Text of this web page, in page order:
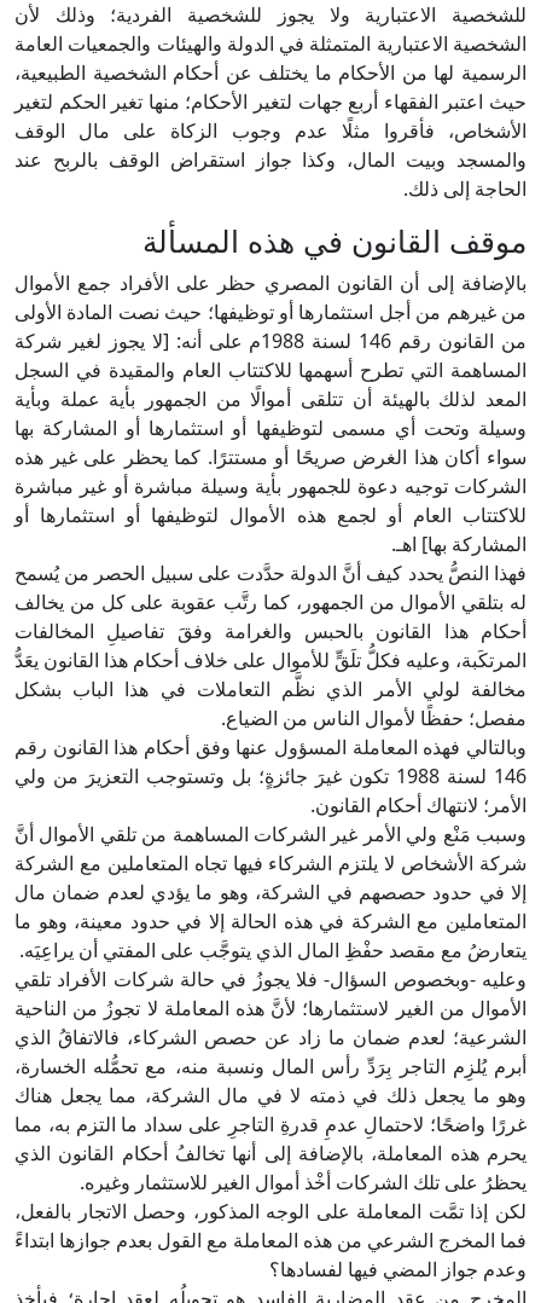
للشخصية الاعتبارية ولا يجوز للشخصية الفردية؛ وذلك لأن
الشخصية الاعتبارية المتمثلة في الدولة والهيئات والجمعيات العامة
الرسمية لها من الأحكام ما يختلف عن أحكام الشخصية الطبيعية،
حيث اعتبر الفقهاء أربع جهات لتغير الأحكام؛ منها تغير الحكم لتغير
الأشخاص، فأقروا مثلًا عدم وجوب الزكاة على مال الوقف
والمسجد وبيت المال، وكذا جواز استقراض الوقف بالربح عند
الحاجة إلى ذلك.
موقف القانون في هذه المسألة
بالإضافة إلى أن القانون المصري حظر على الأفراد جمع الأموال
من غيرهم من أجل استثمارها أو توظيفها؛ حيث نصت المادة الأولى
من القانون رقم 146 لسنة 1988م على أنه: [لا يجوز لغير شركة
المساهمة التي تطرح أسهمها للاكتتاب العام والمقيدة في السجل
المعد لذلك بالهيئة أن تتلقى أموالًا من الجمهور بأية عملة وبأية
وسيلة وتحت أي مسمى لتوظيفها أو استثمارها أو المشاركة بها
سواء أكان هذا الغرض صريحًا أو مستترًا. كما يحظر على غير هذه
الشركات توجيه دعوة للجمهور بأية وسيلة مباشرة أو غير مباشرة
للاكتتاب العام أو لجمع هذه الأموال لتوظيفها أو استثمارها أو
المشاركة بها] اهـ.
فهذا النصُّ يحدد كيف أنَّ الدولة حدَّدت على سبيل الحصر من يُسمح
له بتلقي الأموال من الجمهور، كما رتَّب عقوبة على كل من يخالف
أحكام هذا القانون بالحبس والغرامة وفقَ تفاصيلِ المخالفات
المرتكَبة، وعليه فكلُّ تلَقٍّ للأموال على خلاف أحكام هذا القانون يعَدُّ
مخالفة لولي الأمر الذي نظَّم التعاملات في هذا الباب بشكل
مفصل؛ حفظًا لأموال الناس من الضياع.
وبالتالي فهذه المعاملة المسؤول عنها وفق أحكام هذا القانون رقم
146 لسنة 1988 تكون غيرَ جائزةٍ؛ بل وتستوجب التعزيرَ من ولي
الأمر؛ لانتهاك أحكام القانون.
وسبب مَنْع ولي الأمر غير الشركات المساهمة من تلقي الأموال أنَّ
شركة الأشخاص لا يلتزم الشركاء فيها تجاه المتعاملين مع الشركة
إلا في حدود حصصهم في الشركة، وهو ما يؤدي لعدم ضمان مال
المتعاملين مع الشركة في هذه الحالة إلا في حدود معينة، وهو ما
يتعارضُ مع مقصد حفْظِ المال الذي يتوجَّب على المفتي أن يراعِيَه.
وعليه -وبخصوص السؤال- فلا يجوزُ في حالة شركات الأفراد تلقي
الأموال من الغير لاستثمارها؛ لأنَّ هذه المعاملة لا تجوزُ من الناحية
الشرعية؛ لعدم ضمان ما زاد عن حصص الشركاء، فالاتفاقُ الذي
أبرم يُلزِم التاجر بِرَدِّ رأس المال ونسبة منه، مع تحمُّله الخسارة،
وهو ما يجعل ذلك في ذمته لا في مال الشركة، مما يجعل هناك
غررًا واضحًا؛ لاحتمالِ عدمِ قدرةِ التاجرِ على سداد ما التزم به، مما
يحرم هذه المعاملة، بالإضافة إلى أنها تخالفُ أحكام القانون الذي
يحظرُ على تلك الشركات أخْذ أموال الغير للاستثمار وغيره.
لكن إذا تمَّت المعاملة على الوجه المذكور، وحصل الاتجار بالفعل،
فما المخرج الشرعي من هذه المعاملة مع القول بعدم جوازها ابتداءً
وعدم جواز المضي فيها لفسادها؟